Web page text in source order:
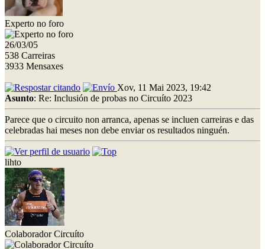
Experto no foro
26/03/05
538 Carreiras
3933 Mensaxes
Xov, 11 Mai 2023, 19:42
Asunto: Re: Inclusión de probas no Circuíto 2023
Parece que o circuito non arranca, apenas se incluen carreiras e das
celebradas hai meses non debe enviar os resultados ninguén.
lihto
Colaborador Circuíto